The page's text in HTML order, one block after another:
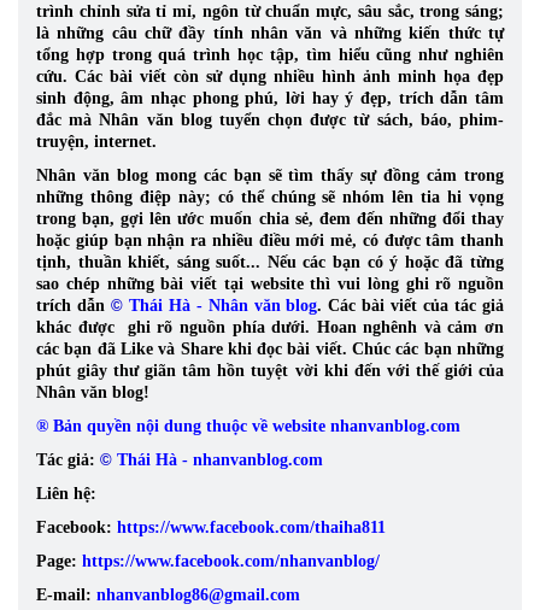
trình chỉnh sửa tỉ mỉ, ngôn từ chuẩn mực, sâu sắc, trong sáng;
là những câu chữ đầy tính nhân văn và những kiến thức tự
tổng hợp trong quá trình học tập, tìm hiểu cũng như nghiên
cứu. Các bài viết còn sử dụng nhiều hình ảnh minh họa đẹp
sinh động, âm nhạc phong phú, lời hay ý đẹp, trích dẫn tâm
đắc mà Nhân văn blog tuyển chọn được từ sách, báo, phim-
truyện, internet.
Nhân văn blog mong các bạn sẽ tìm thấy sự đồng cảm trong
những thông điệp này; có thể chúng sẽ nhóm lên tia hi vọng
trong bạn, gợi lên ước muốn chia sẻ, đem đến những đổi thay
hoặc giúp bạn nhận ra nhiều điều mới mẻ, có được tâm thanh
tịnh, thuần khiết, sáng suốt... Nếu các bạn có ý hoặc đã từng
sao chép những bài viết tại website thì vui lòng ghi rõ nguồn
trích dẫn © Thái Hà - Nhân văn blog. Các bài viết của tác giả
khác được ghi rõ nguồn phía dưới. Hoan nghênh và cảm ơn
các bạn đã Like và Share khi đọc bài viết. Chúc các bạn những
phút giây thư giãn tâm hồn tuyệt vời khi đến với thế giới của
Nhân văn blog!
® Bản quyền nội dung thuộc về website nhanvanblog.com
Tác giả: © Thái Hà - nhanvanblog.com
Liên hệ:
Facebook: https://www.facebook.com/thaiha811
Page: https://www.facebook.com/nhanvanblog/
E-mail: nhanvanblog86@gmail.com